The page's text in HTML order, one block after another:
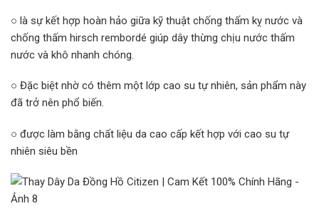
○ là sự kết hợp hoàn hảo giữa kỹ thuật chống thấm kỵ nước và
chống thấm hirsch rembordé giúp dây thừng chịu nước thấm
nước và khô nhanh chóng.
○ Đặc biệt nhờ có thêm một lớp cao su tự nhiên, sản phẩm này
đã trở nên phổ biến.
○ được làm bằng chất liệu da cao cấp kết hợp với cao su tự
nhiên siêu bền